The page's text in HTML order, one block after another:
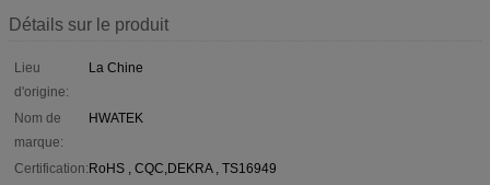
Détails sur le produit
Lieu
d'origine:
La Chine
Nom de
marque:
HWATEK
Certification:RoHS , CQC,DEKRA , TS16949